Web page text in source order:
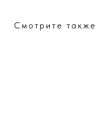
Смотрите также